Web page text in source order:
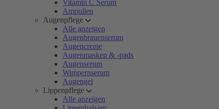
Vitamin C Serum
Ampullen
Augenpflege
Alle anzeigen
Augenbrauenserum
Augencreme
Augenmasken & -pads
Augenserum
Wimpernserum
Augengel
Lippenpflege
Alle anzeigen